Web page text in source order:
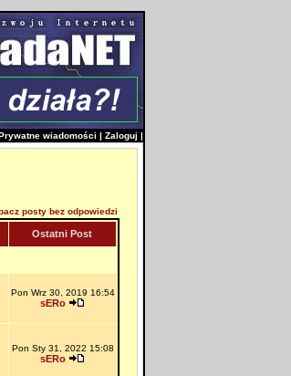
wiadomości | Zaloguj |
posty bez odpowiedzi
Ostatni Post
Pon Wrz 30, 2019 16:54
sERo
Pon Sty 31, 2022 15:08
sERo